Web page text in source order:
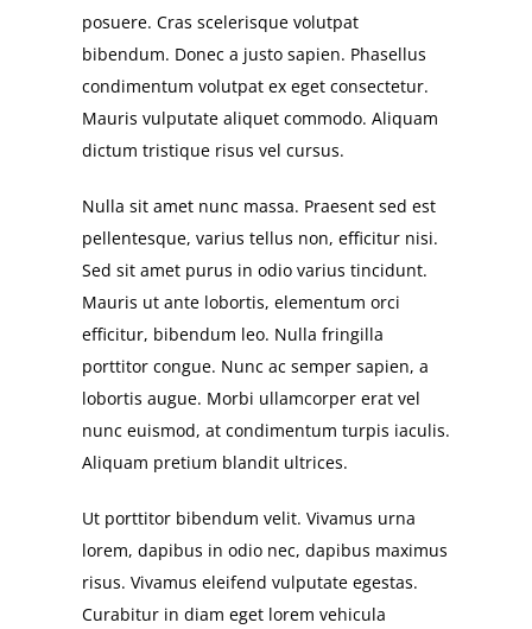
posuere. Cras scelerisque volutpat
bibendum. Donec a justo sapien. Phasellus
condimentum volutpat ex eget consectetur.
Mauris vulputate aliquet commodo. Aliquam
dictum tristique risus vel cursus.
Nulla sit amet nunc massa. Praesent sed est
pellentesque, varius tellus non, efficitur nisi.
Sed sit amet purus in odio varius tincidunt.
Mauris ut ante lobortis, elementum orci
efficitur, bibendum leo. Nulla fringilla
porttitor congue. Nunc ac semper sapien, a
lobortis augue. Morbi ullamcorper erat vel
nunc euismod, at condimentum turpis iaculis.
Aliquam pretium blandit ultrices.
Ut porttitor bibendum velit. Vivamus urna
lorem, dapibus in odio nec, dapibus maximus
risus. Vivamus eleifend vulputate egestas.
Curabitur in diam eget lorem vehicula